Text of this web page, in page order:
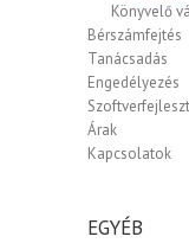
Könyvelő
Bérszámfejtés
Tanácsadás
Engedélyezés
Árak
Kapcsolatok
EGYÉB